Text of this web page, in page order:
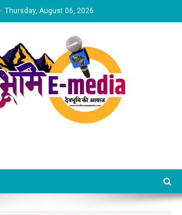
Thursday, August 06, 2026